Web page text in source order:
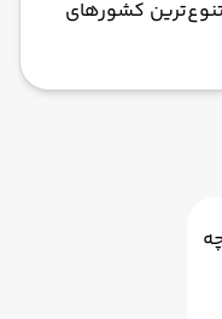
کشورهای
است. این شهر-کشور
چینی (حدود ۷۴ درصد)، مالایی (حدود ۱۴ درصد)، هندی
دارید با تور
با فرهنگ مردم
عمیق‌تری با جامعه